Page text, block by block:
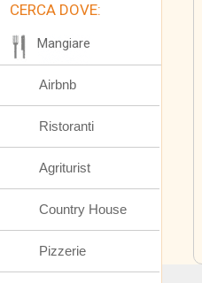
CERCA DOVE:
Mangiare
Airbnb
Ristoranti
Agriturist
Country House
Pizzerie